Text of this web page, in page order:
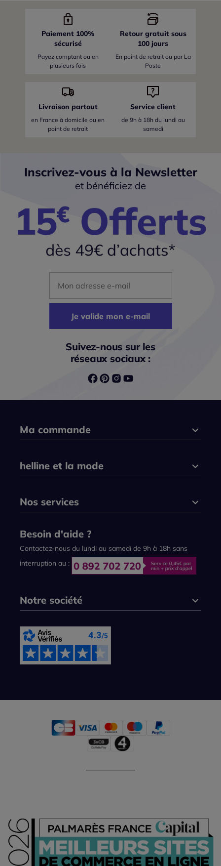
Paiement 100%
sécurisé
Payez comptant ou en
plusieurs fois
Retour gratuit sous
100 jours
En point de retrait ou par La
Poste
Livraison partout
en France à domicile ou en
point de retrait
Service client
de 9h à 18h du lundi au
samedi
Inscrivez-vous à la Newsletter
et bénéficiez de
Je valide mon e-mail
Suivez-nous sur les
réseaux sociaux :
Ma commande
helline et la mode
Nos services
Besoin d'aide ?
Contactez-nous du lundi au samedi de 9h à 18h sans
interruption au :
Notre société